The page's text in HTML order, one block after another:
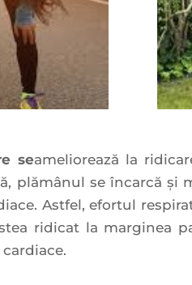
seameliorează la
plămânul se încarcă şi
Astfel, efortul
ridicat la marginea